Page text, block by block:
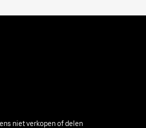
niet verkopen of delen